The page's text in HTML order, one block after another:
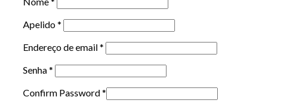
Apelido*
Endereço de email*
Senha*
Confirm Password*